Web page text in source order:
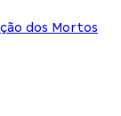
dos Mortos